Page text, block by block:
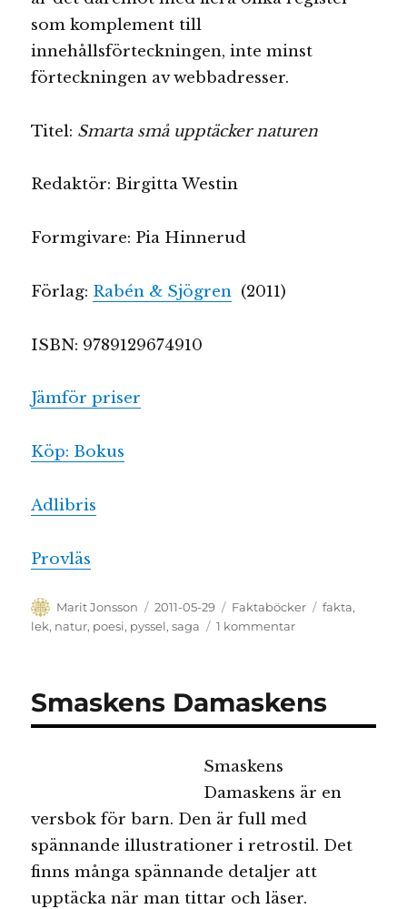
som komplement till
innehållsförteckningen, inte minst
förteckningen av webbadresser.
Titel: Smarta små upptäcker naturen
Redaktör: Birgitta Westin
Formgivare: Pia Hinnerud
Förlag: Rabén & Sjögren (2011)
ISBN: 9789129674910
Jämför priser
Köp: Bokus
Adlibris
Provläs
Författare
Marit Jonsson
Publicerat
den
2011-05-29 Kategorier
Faktaböcker Etiketter
fakta,
lek, natur, poesi, pyssel,saga 1 kommentartill
Smaskens Damaskens
Smaskens
Damaskens är en
versbok för barn. Den är full med
spännande illustrationer i retrostil. Det
finns många spännande detaljer att
upptäcka när man tittar och läser.